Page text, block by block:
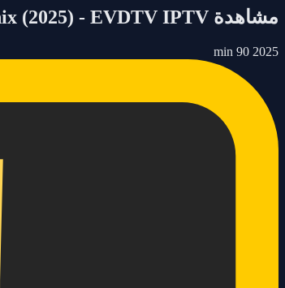
مشاهدة (2025) - EVDTV IPTV
2025
90 min